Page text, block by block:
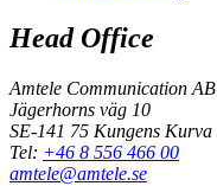
Head Office
Amtele Communication AB
Jägerhorns väg 10
SE-141 75 Kungens Kurva
Tel: +46 8 556 466 00
amtele@amtele.se